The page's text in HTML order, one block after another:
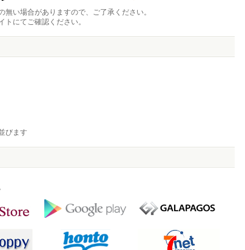
い場合がありますので、ご了承ください。
にてご確認ください。
びます